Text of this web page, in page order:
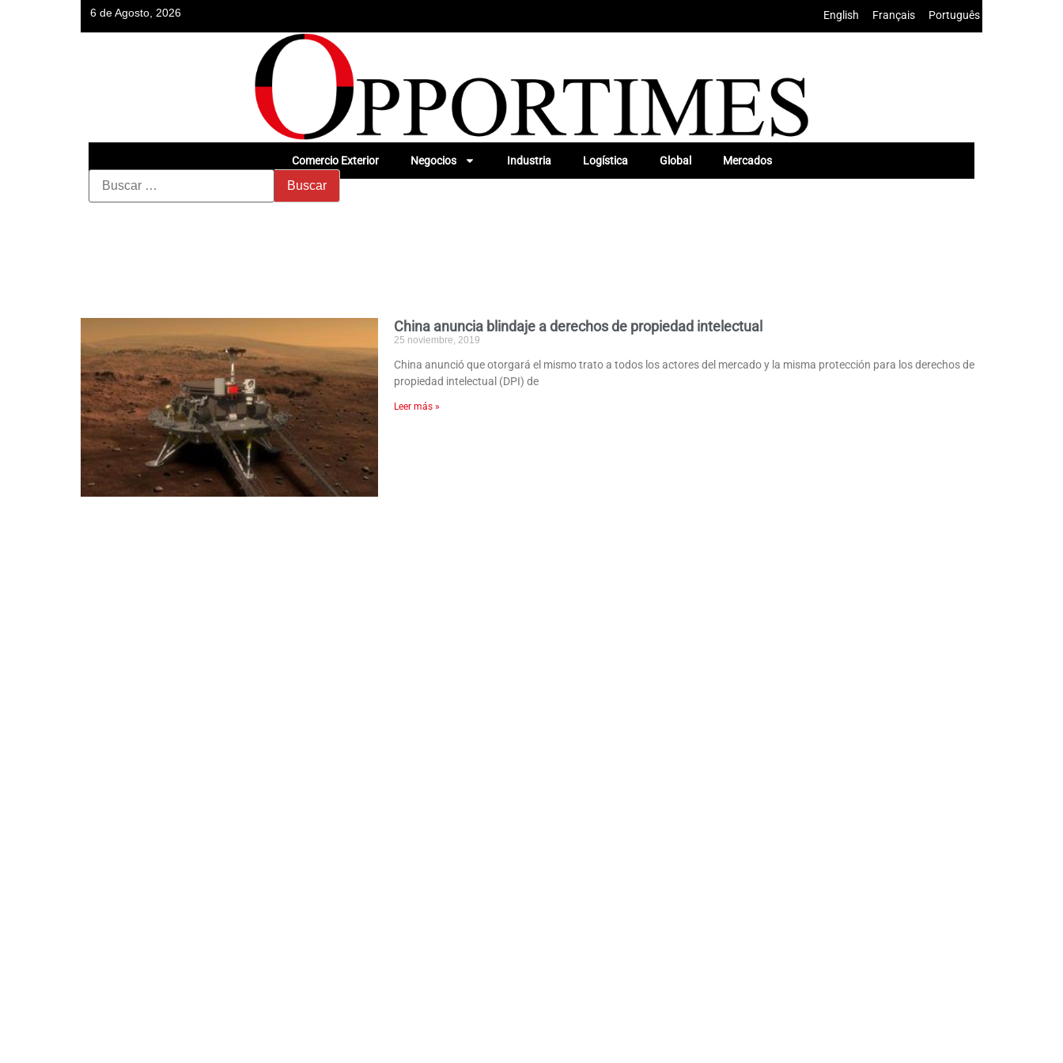
6 de Agosto, 2026 English Français Português
Comercio Exterior Negocios Industria Logística Global Mercados
China anuncia blindaje a derechos de propiedad intelectual
25 noviembre, 2019
China anunció que otorgará el mismo trato a todos los actores del mercado y la misma protección para los derechos de
propiedad intelectual (DPI) de
Leer más »